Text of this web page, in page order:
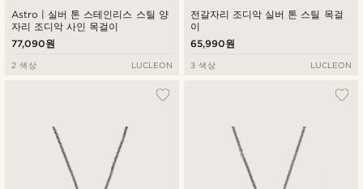
Astro | 실버 톤 스테인리스 스틸 양
자리 조디악 사인 목걸이
77,090원
2 색상 LUCLEON
전갈자리 조디악 실버 톤 스틸 목걸
이
65,990원
3 색상 LUCLEON